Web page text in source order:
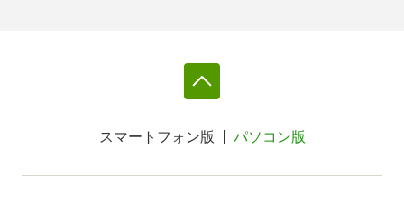
スマートフォン版 パソコン版